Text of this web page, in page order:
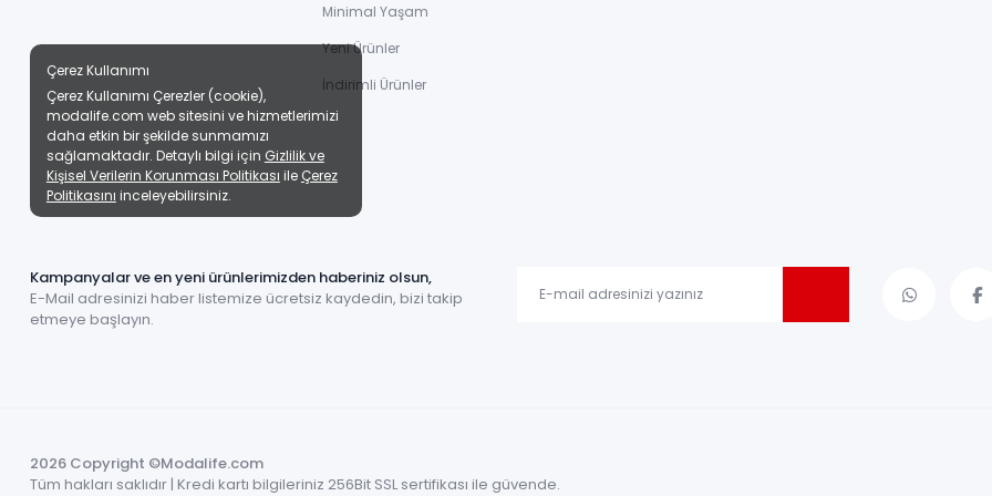
Minimal Yaşam
Yeni Ürünler
İndirimli Ürünler
Kampanyalar ve en yeni ürünlerimizden haberiniz olsun,
E-Mail adresinizi haber listemize ücretsiz kaydedin, bizi takip
etmeye başlayın.
2026 Copyright ©Modalife.com
Tüm hakları saklıdır | Kredi kartı bilgileriniz 256Bit SSL sertifikası ile güvende.
Çerez Kullanımı
Çerez Kullanımı Çerezler (cookie),
modalife.com web sitesini ve hizmetlerimizi
daha etkin bir şekilde sunmamızı
sağlamaktadır. Detaylı bilgi için Gizlilik ve
Kişisel Verilerin Korunması Politikası ile Çerez
Politikasını inceleyebilirsiniz.